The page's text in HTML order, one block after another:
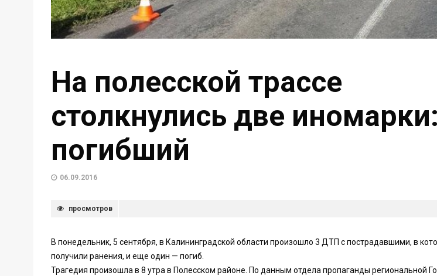
На полесской трассе
столкнулись две
погибший
06.09.2016
просмотров
В понедельник, 5 сентября, в Калининградской области произошло 3 ДТП с пострадавшими, в
получили ранения, и еще один — погиб.
Трагедия произошла в 8 утра в Полесском районе. По данным отдела пропаганды региональной